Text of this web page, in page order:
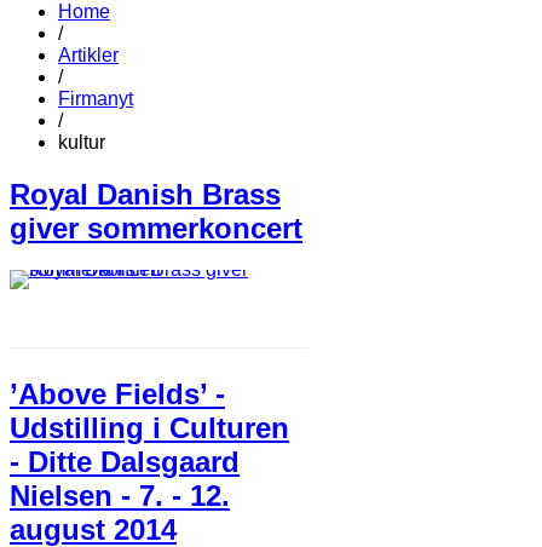
Home
/
Artikler
/
Firmanyt
/
kultur
Royal Danish Brass
giver sommerkoncert
’Above Fields’ -
Udstilling i Culturen
- Ditte Dalsgaard
Nielsen - 7. - 12.
august 2014